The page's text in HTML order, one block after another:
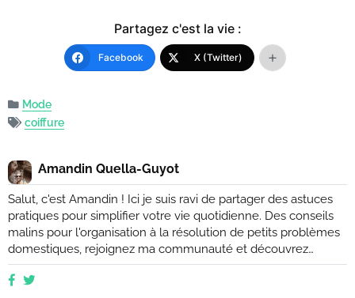
Partagez c'est la vie :
Facebook X (Twitter)
Mode
coiffure
Amandin Quella-Guyot
Salut, c'est Amandin ! Ici je suis ravi de partager des astuces
pratiques pour simplifier votre vie quotidienne. Des conseils
malins pour l'organisation à la résolution de petits problèmes
domestiques, rejoignez ma communauté et découvrez
comment rendre votre quotidien plus facile et plus efficace.
Que vous soyez novice ou expert, ensemble, nous